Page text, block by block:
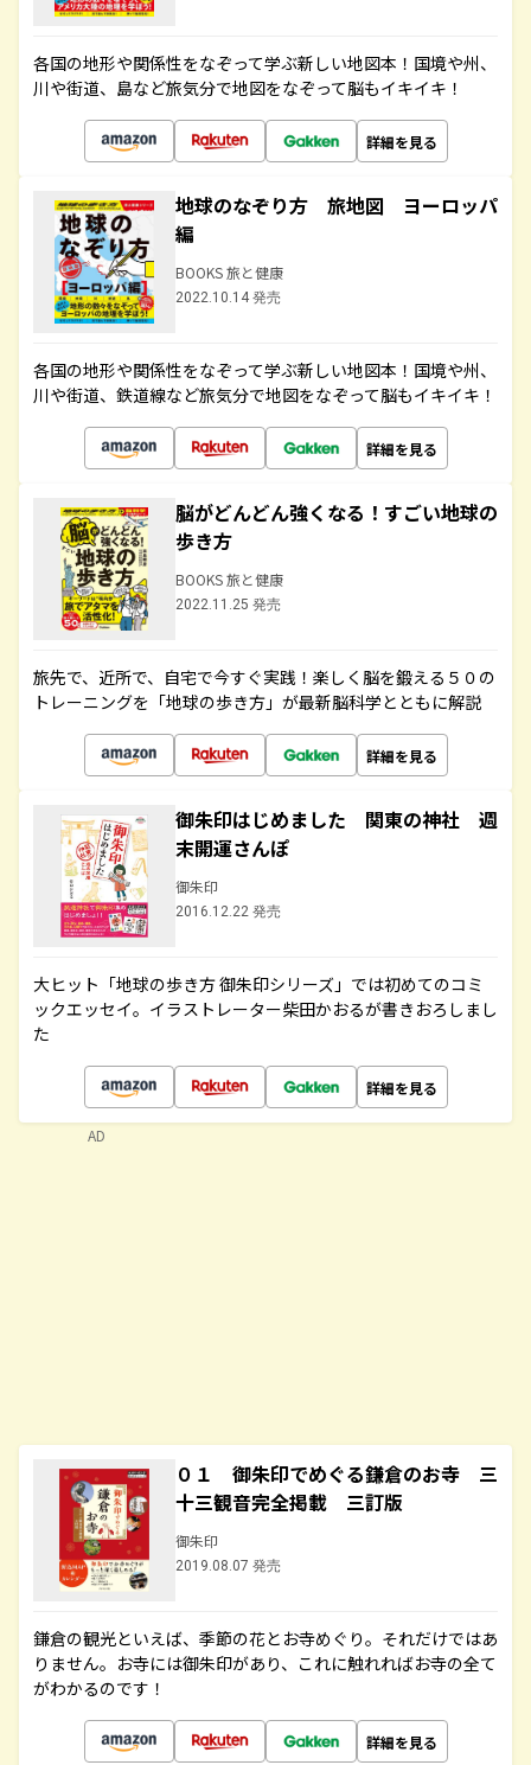
各国の地形や関係性をなぞって学ぶ新しい地図本！国境や州、
川や街道、島など旅気分で地図をなぞって脳もイキイキ！
詳細を見る
地球のなぞり方 旅地図 ヨーロッパ
編
BOOKS 旅と健康
2022.10.14 発売
各国の地形や関係性をなぞって学ぶ新しい地図本！国境や州、
川や街道、鉄道線など旅気分で地図をなぞって脳もイキイキ！
詳細を見る
脳がどんどん強くなる！すごい地球の
歩き方
BOOKS 旅と健康
2022.11.25 発売
旅先で、近所で、自宅で今すぐ実践！楽しく脳を鍛える５０の
トレーニングを「地球の歩き方」が最新脳科学とともに解説
詳細を見る
御朱印はじめました 関東の神社 週
末開運さんぽ
御朱印
2016.12.22 発売
大ヒット「地球の歩き方 御朱印シリーズ」では初めてのコミ
ックエッセイ。イラストレーター柴田かおるが書きおろしまし
た
詳細を見る
０１ 御朱印でめぐる鎌倉のお寺 三
十三観音完全掲載 三訂版
御朱印
2019.08.07 発売
鎌倉の観光といえば、季節の花とお寺めぐり。それだけではあ
りません。お寺には御朱印があり、これに触れればお寺の全て
がわかるのです！
詳細を見る
AD